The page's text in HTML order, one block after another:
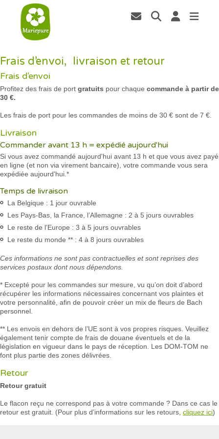
Frais d’envoi, livraison et retour
Frais d’envoi
Profitez des frais de port gratuits pour chaque commande à partir de
30 €.
Les frais de port pour les commandes de moins de 30 € sont de 7 €.
Livraison
Commander avant 13 h = expédié aujourd'hui
Si vous avez commandé aujourd'hui avant 13 h et que vous avez payé
en ligne (et non via virement bancaire), votre commande vous sera
expédiée aujourd'hui.*
Temps de livraison
La Belgique : 1 jour ouvrable
Les Pays-Bas, la France, l’Allemagne : 2 à 5 jours ouvrables
Le reste de l’Europe : 3 à 5 jours ouvrables
Le reste du monde ** : 4 à 8 jours ouvrables
Ces informations ne sont pas contractuelles et sont reprises des
services postaux dont nous dépendons.
* Excepté pour les commandes sur mesure, vu qu’on doit d’abord
récupérer les informations nécessaires concernant vos plaintes et
votre personnalité, afin de pouvoir créer un mix de fleurs de Bach
personnel.
** Les envois en dehors de l’UE sont à vos propres risques. Veuillez
également tenir compte de frais de douane éventuels et de la
législation en vigueur dans le pays de réception. Les DOM-TOM ne
font plus partie des zones délivrées.
Retour
Retour gratuit
Le flacon reçu ne correspond pas à votre commande ? Dans ce cas le
retour est gratuit. (Pour plus d’informations sur les retours, cliquez ici)